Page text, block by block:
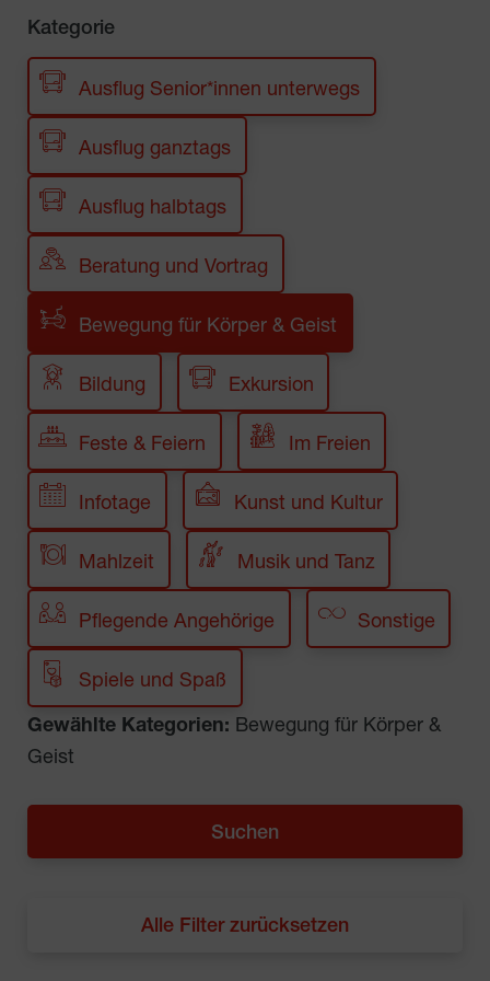
Kategorie
Ausflug Senior*innen unterwegs
Ausflug ganztags
Ausflug halbtags
Beratung und Vortrag
Bewegung für Körper & Geist
Bildung Exkursion
Feste & Feiern Im Freien
Infotage Kunst und Kultur
Mahlzeit Musik und Tanz
Pflegende Angehörige Sonstige
Spiele und Spaß
Gewählte Kategorien: Bewegung für Körper &
Geist
Alle Filter zurücksetzen